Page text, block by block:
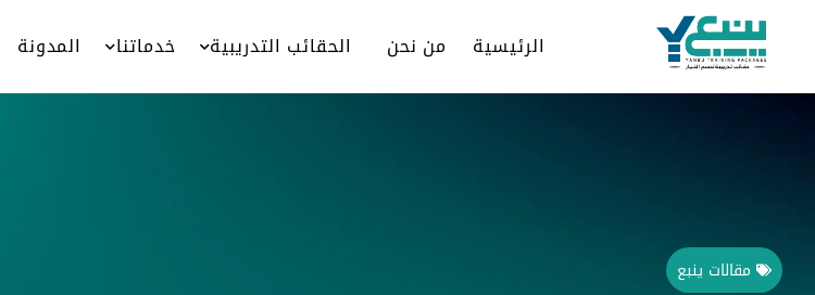
الرئيسية من نحن الحقائب التدريبية خدماتنا المدونة
مقالات ينبع